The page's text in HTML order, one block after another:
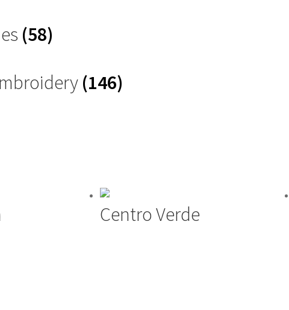
(58)
(146)
Centro Verde